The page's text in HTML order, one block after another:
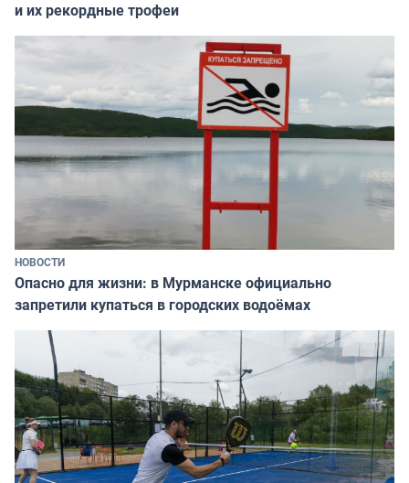
и их рекордные трофеи
НОВОСТИ
Опасно для жизни: в Мурманске официально
запретили купаться в городских водоёмах